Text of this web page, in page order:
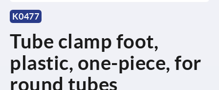
K0477
Tube clamp foot,
plastic, one-piece, for
round tubes